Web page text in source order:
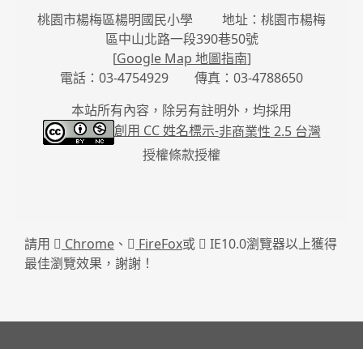
桃園市楊梅區楊明國民小學 地址：桃園市楊梅
區中山北路一段390巷50號
[Google Map 地圖指南]
電話：03-4754929 傳真：03-4788650
本站所有內容，除另有註明外，均採用
創用 CC 姓名標示-非商業性 2.5 台灣
授權條款授權
請用 Chrome 、 FireFox或
IE10.0瀏覽器以上獲得
最佳瀏覽效果，謝謝！